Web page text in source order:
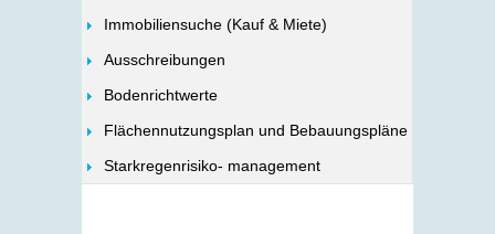
Immobiliensuche (Kauf & Miete)
Ausschreibungen
Bodenrichtwerte
Flächennutzungsplan und Bebauungspläne
Starkregenrisiko- management